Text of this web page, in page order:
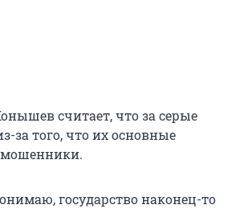
считает, что за серые
за того, что их основные
мошенники.
государство наконец-то